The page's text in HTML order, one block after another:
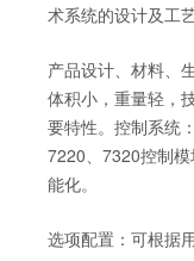
术系统的设计及工
产品设计、材料、
体积小，重量轻，
要特性。控制系统
7220、7320控制
能化。
选项配置：可根据